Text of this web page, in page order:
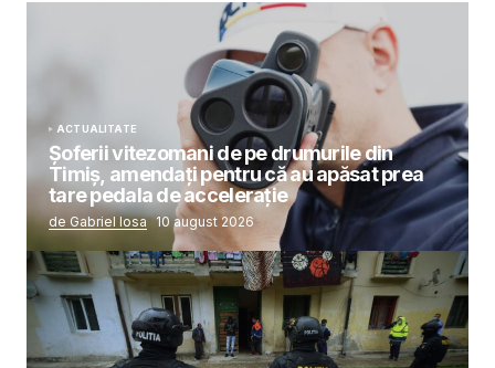
ACTUALITATE
Șoferii vitezomani de pe drumurile din
Timiș, amendați pentru că au apăsat prea
tare pedala de accelerație
de Gabriel Iosa 10 august 2026